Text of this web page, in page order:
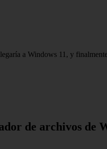
a Windows 11, y
de archivos de